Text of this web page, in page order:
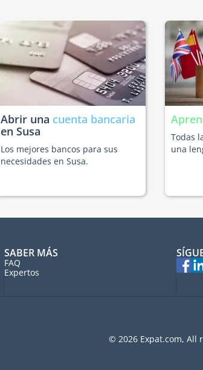
Abrir una cuenta bancaria
en Susa
Los mejores bancos para sus
necesidades en Susa.
Todas
una
SABER MÁS
FAQ
Expertos
© 2026 Expat.com, All